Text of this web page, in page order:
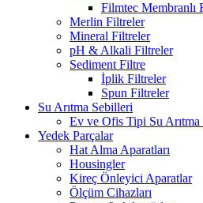
Filmtec Membranlı
Merlin Filtreler
Mineral Filtreler
pH & Alkali Filtreler
Sediment Filtre
İplik Filtreler
Spun Filtreler
Su Arıtma Sebilleri
Ev ve Ofis Tipi Su Arıtma
Yedek Parçalar
Hat Alma Aparatları
Housingler
Kireç Önleyici Aparatlar
Ölçüm Cihazları